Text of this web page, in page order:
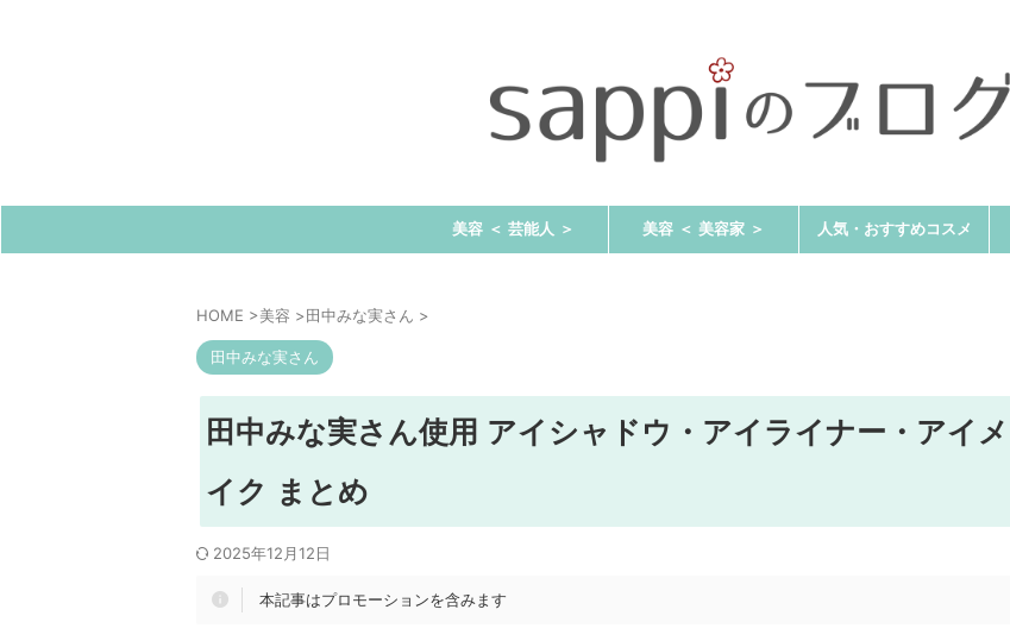
美容 ＜ 芸能人 ＞ 美容 ＜ 美容家 ＞ 人気・おすすめコスメ
HOME >美容 >田中みな実さん >
田中みな実さん
田中みな実さん使用 アイシャドウ・アイライナー・アイメ
イク まとめ
2025年12月12日
本記事はプロモーションを含みます